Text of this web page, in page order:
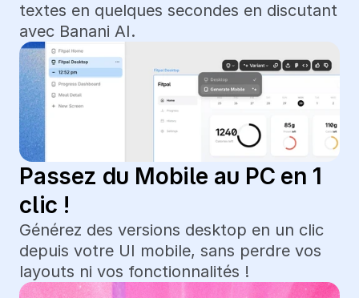
textes en quelques secondes en discutant
avec Banani AI.
Passez du Mobile au PC en 1
clic !
Générez des versions desktop en un clic
depuis votre UI mobile, sans perdre vos
layouts ni vos fonctionnalités !